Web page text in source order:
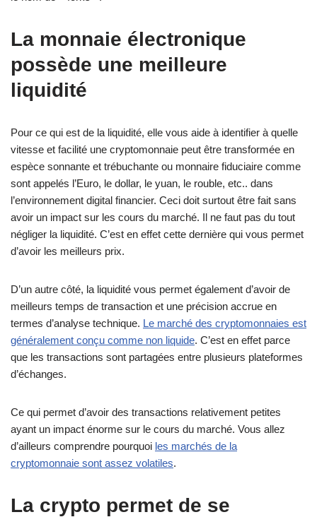
La monnaie électronique
possède une meilleure
liquidité
Pour ce qui est de la liquidité, elle vous aide à identifier à quelle
vitesse et facilité une cryptomonnaie peut être transformée en
espèce sonnante et trébuchante ou monnaire fiduciaire comme
sont appelés l’Euro, le dollar, le yuan, le rouble, etc.. dans
l’environnement digital financier. Ceci doit surtout être fait sans
avoir un impact sur les cours du marché. Il ne faut pas du tout
négliger la liquidité. C’est en effet cette dernière qui vous permet
d’avoir les meilleurs prix.
D’un autre côté, la liquidité vous permet également d’avoir de
meilleurs temps de transaction et une précision accrue en
termes d’analyse technique. Le marché des cryptomonnaies est
généralement conçu comme non liquide. C’est en effet parce
que les transactions sont partagées entre plusieurs plateformes
d’échanges.
Ce qui permet d’avoir des transactions relativement petites
ayant un impact énorme sur le cours du marché. Vous allez
d’ailleurs comprendre pourquoi les marchés de la
cryptomonnaie sont assez volatiles.
La crypto permet de se